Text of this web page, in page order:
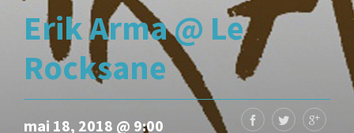
Erik Arma @ Le
Rocksane
mai 18, 2018 @ 9:00